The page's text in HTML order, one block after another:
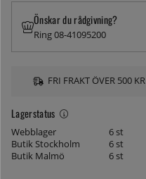
Lagerstatus
Webblager
6 st
Butik Stockholm
6 st
Butik Malmö
6 st
Önskar du rådgivning?
Ring 08-41095200
FRI FRAKT ÖVER 500 KR